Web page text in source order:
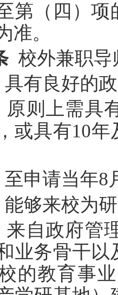
第（四）
准。
校外兼职
具有良好的
原则上需
或具有10年
至申请当年8
能够来校为
来自政府
业务骨干
的教育事